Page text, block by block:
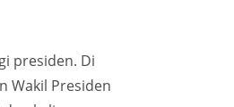
presiden. Di
Wakil Presiden